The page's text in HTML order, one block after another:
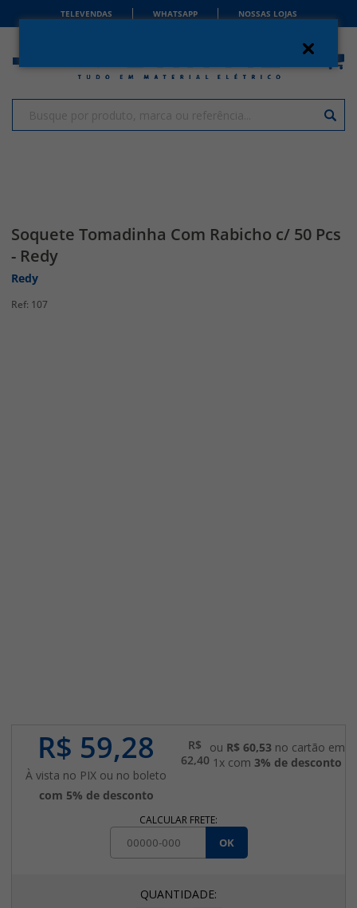
TELEVENDAS WHATSAPP NOSSAS LOJAS
Soquete Tomadinha Com Rabicho c/ 50 Pcs
- Redy
Redy
107
R$ 59,28
À vista no PIX ou no boleto
com 5% de desconto
R$
62,40
ou R$ 60,53no cartão em
1x com 3% de desconto
CALCULAR FRETE:
OK